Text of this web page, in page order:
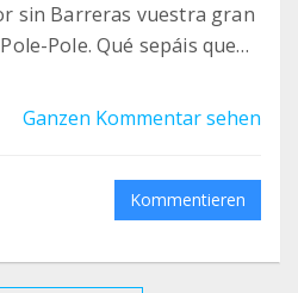
sin Barreras vuestra gran
Pole. Qué sepáis que
su día a día... Pronto os
lo que está pasando en
Ganzen Kommentar sehen
Kommentieren